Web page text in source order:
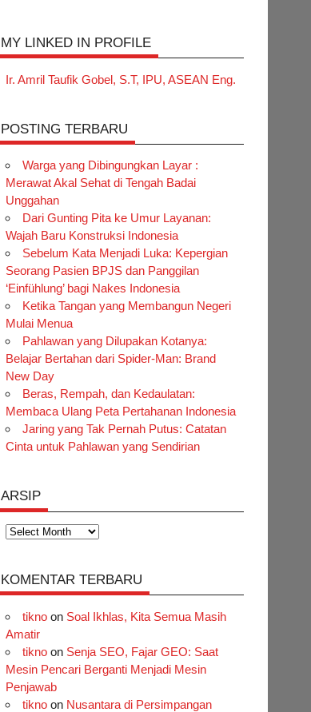
MY LINKED IN PROFILE
Ir. Amril Taufik Gobel, S.T, IPU, ASEAN Eng.
POSTING TERBARU
Warga yang Dibingungkan Layar :
Merawat Akal Sehat di Tengah Badai
Unggahan
Dari Gunting Pita ke Umur Layanan:
Wajah Baru Konstruksi Indonesia
Sebelum Kata Menjadi Luka: Kepergian
Seorang Pasien BPJS dan Panggilan
‘Einfühlung’ bagi Nakes Indonesia
Ketika Tangan yang Membangun Negeri
Mulai Menua
Pahlawan yang Dilupakan Kotanya:
Belajar Bertahan dari Spider-Man: Brand
New Day
Beras, Rempah, dan Kedaulatan:
Membaca Ulang Peta Pertahanan Indonesia
Jaring yang Tak Pernah Putus: Catatan
Cinta untuk Pahlawan yang Sendirian
ARSIP
Arsip
KOMENTAR TERBARU
tiknoon Soal Ikhlas, Kita Semua Masih
Amatir
tiknoon Senja SEO, Fajar GEO: Saat
Mesin Pencari Berganti Menjadi Mesin
Penjawab
tiknoon Nusantara di Persimpangan